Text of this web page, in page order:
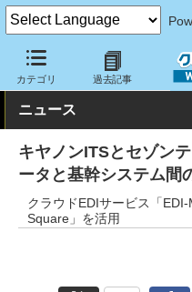
カテゴリ 過去記事
クラウド Watch トピック
ニュース
キヤノンITSとセゾン
ータと基幹システム間
クラウドEDIサービス「
Square」を活用